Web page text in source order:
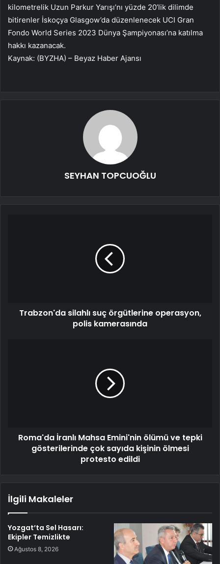
kilometrelik Uzun Parkur Yarışı’nı yüzde 20’lik dilimde
bitirenler İskoçya Glasgow’da düzenlenecek UCI Gran
Fondo World Series 2023 Dünya Şampiyonası’na katılma
hakkı kazanacak.
Kaynak: (BYZHA) – Beyaz Haber Ajansı
SEYHAN TOPCUOĞLU
Trabzon'da silahlı suç örgütlerine operasyon,
polis kamerasında
Roma'da İranlı Mahsa Emini'nin ölümü ve tepki
gösterilerinde çok sayıda kişinin ölmesi
protesto edildi
İlgili Makaleler
Yozgat’ta Sel Hasarı:
Ekipler Temizlikte
Ağustos 8, 2026